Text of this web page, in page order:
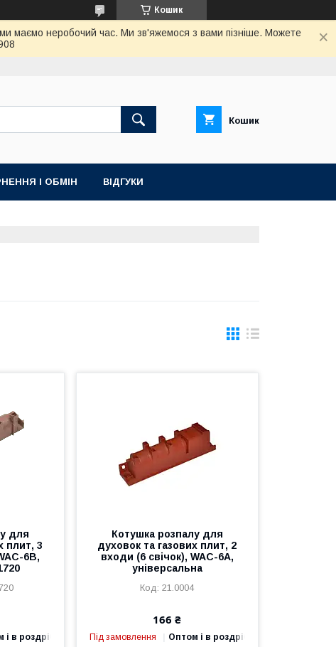
Кошик
маємо неробочий час. Ми зв'яжемося з вами пізніше. Можете
Кошик
І ОБМІН ВІДГУКИ
для
плит, 3
6B,
в роздріб
Котушка розпалу для
духовок та газових плит, 2
входи (6 свічок), WAC-6A,
універсальна
21.0004
166 ₴
Під замовлення Оптом і в роздріб